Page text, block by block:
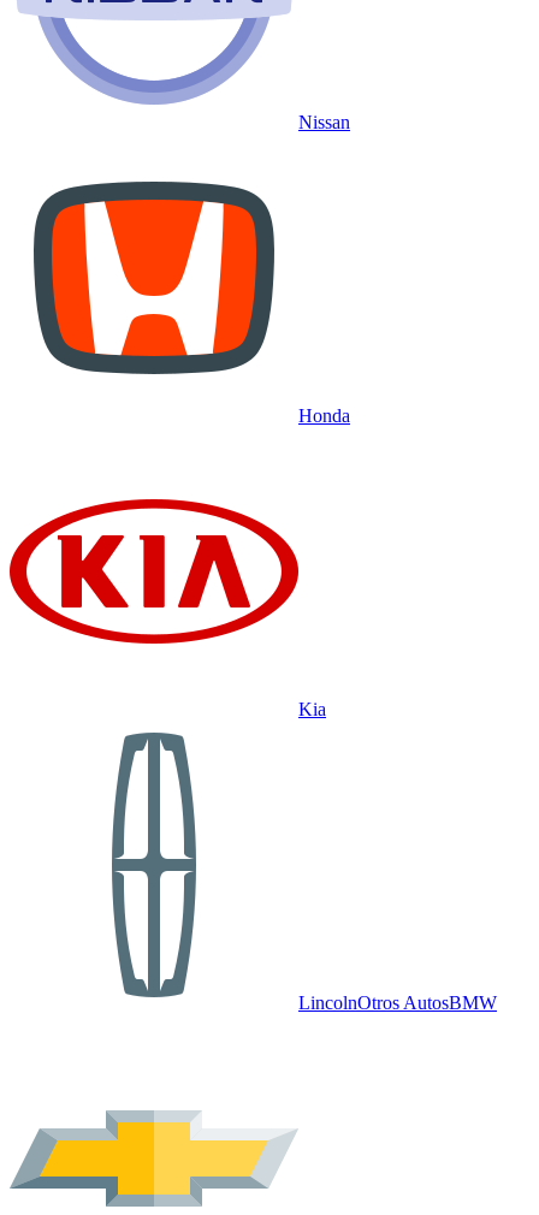
Nissan
Honda
Kia
LincolnOtros AutosBMW